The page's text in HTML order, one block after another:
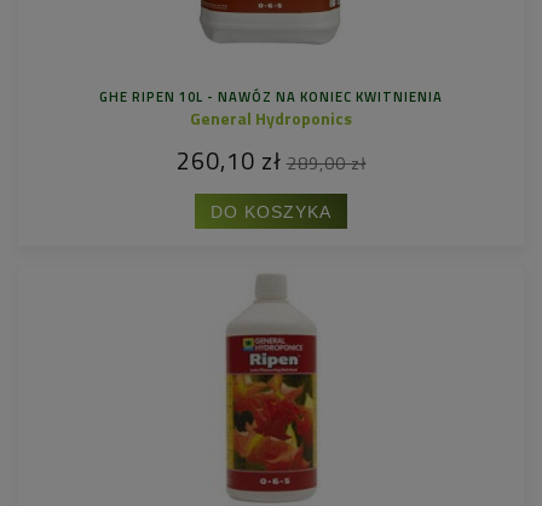
GHE RIPEN 10L - NAWÓZ NA KONIEC KWITNIENIA
General Hydroponics
260,10 zł 289,00 zł
DO KOSZYKA